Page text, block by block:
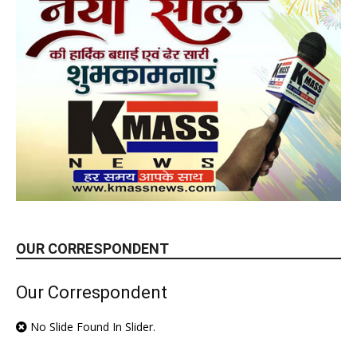
OUR CORRESPONDENT
Our Correspondent
No Slide Found In Slider.